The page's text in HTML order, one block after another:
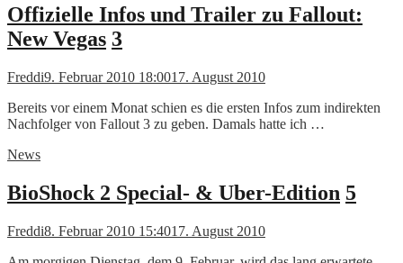
Offizielle Infos und Trailer zu Fallout:
New Vegas 3
Freddi9. Februar 2010 18:0017. August 2010
Bereits vor einem Monat schien es die ersten Infos zum indirekten
Nachfolger von Fallout 3 zu geben. Damals hatte ich …
News
BioShock 2 Special- & Uber-Edition 5
Freddi8. Februar 2010 15:4017. August 2010